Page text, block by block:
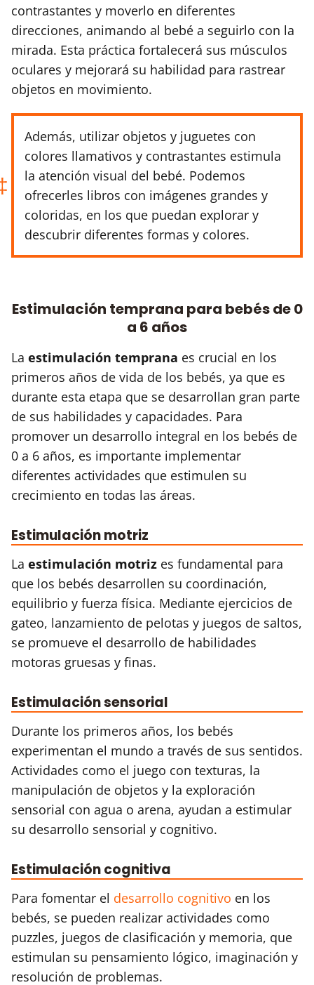
contrastantes y moverlo en diferentes
direcciones, animando al bebé a seguirlo con la
mirada. Esta práctica fortalecerá sus músculos
oculares y mejorará su habilidad para rastrear
objetos en movimiento.
Además, utilizar objetos y juguetes con
colores llamativos y contrastantes estimula
la atención visual del bebé. Podemos
ofrecerles libros con imágenes grandes y
coloridas, en los que puedan explorar y
descubrir diferentes formas y colores.
Estimulación temprana para bebés de 0
a 6 años
La estimulación temprana es crucial en los
primeros años de vida de los bebés, ya que es
durante esta etapa que se desarrollan gran parte
de sus habilidades y capacidades. Para
promover un desarrollo integral en los bebés de
0 a 6 años, es importante implementar
diferentes actividades que estimulen su
crecimiento en todas las áreas.
Estimulación motriz
La estimulación motriz es fundamental para
que los bebés desarrollen su coordinación,
equilibrio y fuerza física. Mediante ejercicios de
gateo, lanzamiento de pelotas y juegos de saltos,
se promueve el desarrollo de habilidades
motoras gruesas y finas.
Estimulación sensorial
Durante los primeros años, los bebés
experimentan el mundo a través de sus sentidos.
Actividades como el juego con texturas, la
manipulación de objetos y la exploración
sensorial con agua o arena, ayudan a estimular
su desarrollo sensorial y cognitivo.
Estimulación cognitiva
Para fomentar el desarrollo cognitivo en los
bebés, se pueden realizar actividades como
puzzles, juegos de clasificación y memoria, que
estimulan su pensamiento lógico, imaginación y
resolución de problemas.